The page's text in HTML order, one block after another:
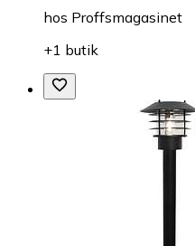
hos Proffsmagasinet
+1 butik